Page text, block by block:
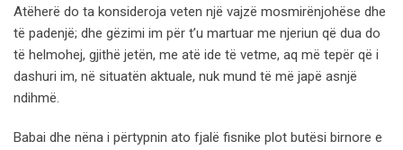
Atëherë do ta konsideroja veten një vajzë mosmirënjohëse dhe
të padenjë; dhe gëzimi im për t’u martuar me njeriun që dua do
të helmohej, gjithë jetën, me atë ide të vetme, aq më tepër që i
dashuri im, në situatën aktuale, nuk mund të më japë asnjë
ndihmë.
Babai dhe nëna i përtypnin ato fjalë fisnike plot butësi birnore e